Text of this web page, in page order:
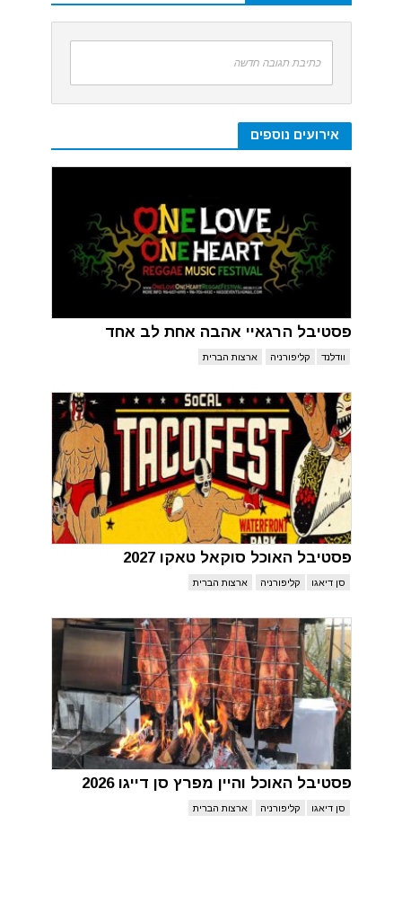
כתיבת תגובה חדשה
אירועים נוספים
פסטיבל הרגאיי אהבה אחת לב אחד
וודלנד קליפורניה ארצות הברית
פסטיבל האוכל סוקאל טאקו 2027
סן דיאגו קליפורניה ארצות הברית
פסטיבל האוכל והיין מפרץ סן דייגו 2026
סן דיאגו קליפורניה ארצות הברית